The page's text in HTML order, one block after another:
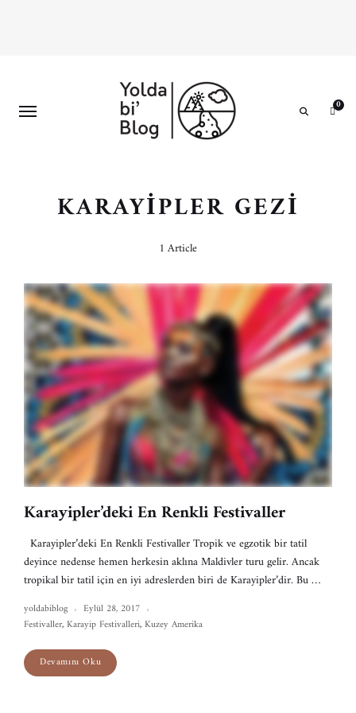
0
KARAYIPLER GEZI
1 Article
Karayipler’deki En Renkli Festivaller
Karayipler’deki En Renkli Festivaller Tropik ve egzotik bir tatil
deyince nedense hemen herkesin aklına Maldivler turu gelir. Ancak
tropikal bir tatil için en iyi adreslerden biri de Karayipler’dir. Bu …
yoldabiblog
Eylül 28, 2017
Festivaller,Karayip Festivalleri,Kuzey Amerika
Devamını Oku